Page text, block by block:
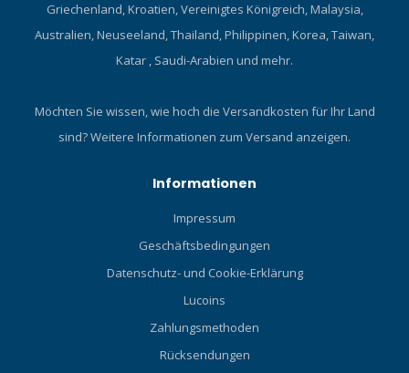
Griechenland, Kroatien, Vereinigtes Königreich, Malaysia,
Australien, Neuseeland, Thailand, Philippinen, Korea, Taiwan,
Katar , Saudi-Arabien und mehr.
Möchten Sie wissen, wie hoch die Versandkosten für Ihr Land
sind?Weitere Informationen zum Versand anzeigen.
Informationen
Impressum
Geschäftsbedingungen
Datenschutz- und Cookie-Erklärung
Lucoins
Zahlungsmethoden
Rücksendungen